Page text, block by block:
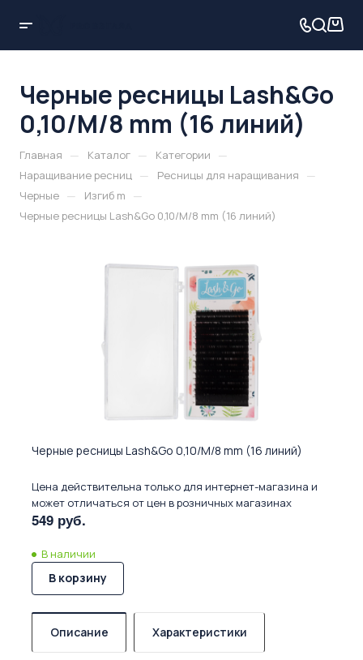
Черные ресницы Lash&Go
0,10/M/8 mm (16 линий)
Главная — Каталог — Категории —
Наращивание ресниц — Ресницы для наращивания —
Черные — Изгиб m —
Черные ресницы Lash&Go 0,10/M/8 mm (16 линий)
Черные ресницы Lash&Go 0,10/M/8 mm (16 линий)
Цена действительна только для интернет-магазина и
может отличаться от цен в розничных магазинах
549 руб.
В наличии
В корзину
Описание Характеристики